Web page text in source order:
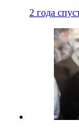
2 года